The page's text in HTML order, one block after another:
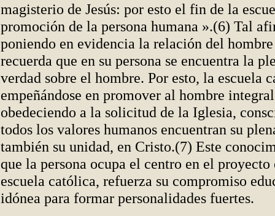
magisterio de Jesús: por esto el fin de la
promoción de la persona humana ».(6) Tal
poniendo en evidencia la relación del
recuerda que en su persona se encuentra la
verdad sobre el hombre. Por esto, la escuela
empeñándose en promover al hombre
obedeciendo a la solicitud de la Iglesia,
todos los valores humanos encuentran su
también su unidad, en Cristo.(7) Este
que la persona ocupa el centro en el
escuela católica, refuerza su compromiso
idónea para formar personalidades fuertes.